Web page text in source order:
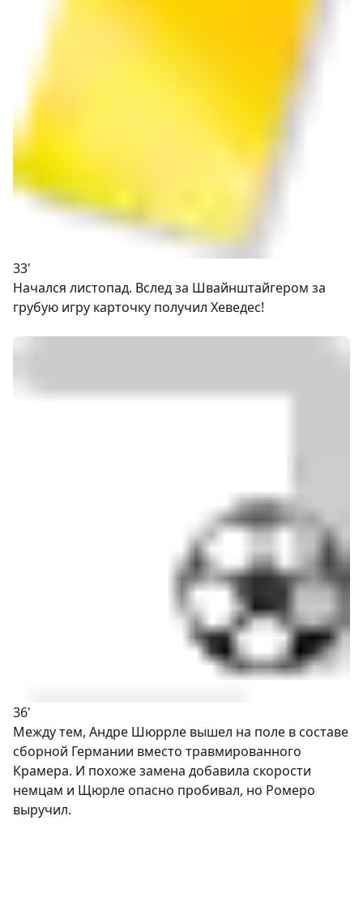
33'
Начался листопад. Вслед за Швайнштайгером за
грубую игру карточку получил Хеведес!
36'
Между тем, Андре Шюррле вышел на поле в составе
сборной Германии вместо травмированного
Крамера. И похоже замена добавила скорости
немцам и Щюрле опасно пробивал, но Ромеро
выручил.